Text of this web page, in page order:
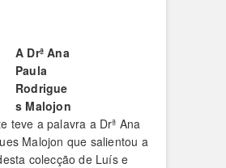
A Drª Ana
Paula
Rodrigue
s Malojon
teve a palavra a Drª Ana
Malojon que salientou a
colecção de Luís e